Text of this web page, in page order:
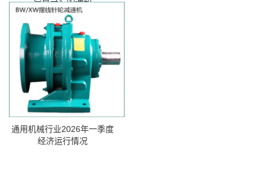
通用机械行业2026年一季度
经济运行情况